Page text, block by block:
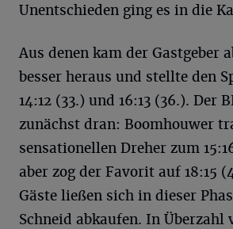
Unentschieden ging es in die
Aus denen kam der Gastgeber
besser heraus und stellte den
14:12 (33.) und 16:13 (36.). Der
zunächst dran: Boomhouwer
sensationellen Dreher zum
aber zog der Favorit auf 18:15
Gäste ließen sich in dieser
Schneid abkaufen. In Überzahl